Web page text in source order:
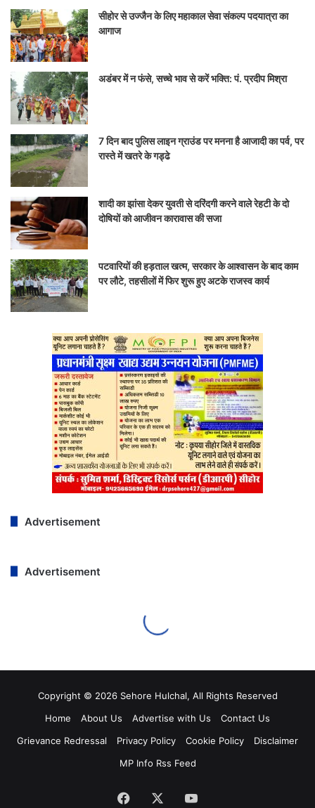
Copyright © 2026 Sehore Hulchal, All Rights Reserved
Home
About Us Advertise with Us
Contact Us
Grievance Redressal
Privacy Policy Cookie Policy
Disclaimer
MP Info Rss Feed
Facebook
Twitter